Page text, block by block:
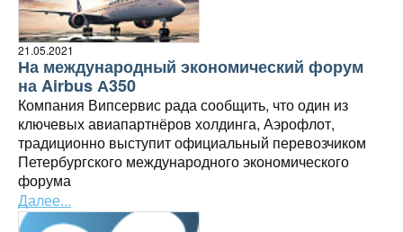
На международный экономический форум
на Airbus А350
Компания Випсервис рада сообщить, что один из
ключевых авиапартнёров холдинга, Аэрофлот,
традиционно выступит официальный перевозчиком
Петербургского международного экономического
форума
21.05.2021
Далее...